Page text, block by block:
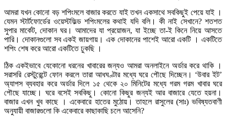
আমরা যখন কোনো বড় শপিংমলে বাজার করতে যাই তখন একসাথে সবকিছুই পেয়ে যাই ।
যেমন স্টার্টফোর্ডের ওয়েস্টফিল্ড শপিংমলের কথাই যদি বলি। কী নাই সেখানে? শতশত
সুপার মার্কেট, দোকান ঘর। আমাদের যা প্রয়োজন, যা ইচ্ছে তা-ই কিনে নিয়ে আসতে
পারি। দোকানগুলো সব একই জায়গায়। এক দোকানের পাশেই আরো একটি । একটিতে
শপিং শেষ করে আরো একটিতে ঢুকছি ।
ঠিক একইভাবে যেকোনো ধরনের খাবারের জন্যও আমরা অনলাইনে অর্ডার করে থাকি ।
সরাসরি রেস্টুরেন্টে ফোন করলে তারা আধঘণ্টার মধ্যে ঘরে পৌছে দিচ্ছেন। ‘উবার ইট’
অ্যাপস ব্যবহার করে অর্ডার দিলে ১৫ থেকে ২০ মিনিটের মধ্যে গরম গরম খাবার ঘরে
পৌছে যাচ্ছে। ঘরে বসেই সবকিছু। কোনো কিছুর জন্যই আর বাজারে যেতে হয়না।
বাজার এখন খুব কাছে । একেবারে হাতের মুঠোয়। তাহলে রাসুলের (সাঃ) ভবিষ্যতবাণী
অনুযায়ী বাজারগুলো কি একেবারে কাছাকাছি চলে আসেনি?